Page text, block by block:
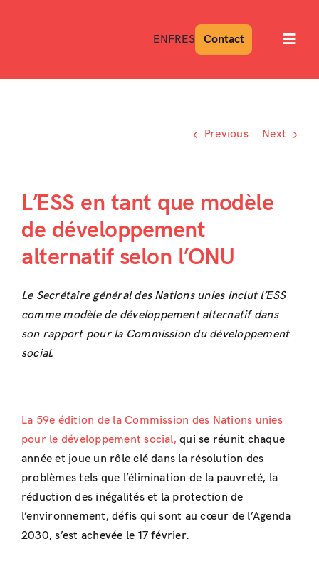
ENFRES Contact
Previous Next
L’ESS en tant que modèle
de développement
alternatif selon l’ONU
Le Secrétaire général des Nations unies inclut l’ESS
comme modèle de développement alternatif dans
son rapport pour la Commission du développement
social.
La 59e édition de la Commission des Nations unies
pour le développement social, qui se réunit chaque
année et joue un rôle clé dans la résolution des
problèmes tels que l’élimination de la pauvreté, la
réduction des inégalités et la protection de
l’environnement, défis qui sont au cœur de l’Agenda
2030, s’est achevée le 17 février.